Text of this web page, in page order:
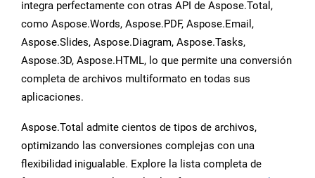
integra perfectamente con otras API de Aspose.Total,
como Aspose.Words, Aspose.PDF, Aspose.Email,
Aspose.Slides, Aspose.Diagram, Aspose.Tasks,
Aspose.3D, Aspose.HTML, lo que permite una conversión
completa de archivos multiformato en todas sus
aplicaciones.
Aspose.Total admite cientos de tipos de archivos,
optimizando las conversiones complejas con una
flexibilidad inigualable. Explore la lista completa de